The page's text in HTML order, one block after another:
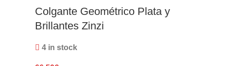
Colgante Geométrico Plata y
Brillantes Zinzi
4 in stock